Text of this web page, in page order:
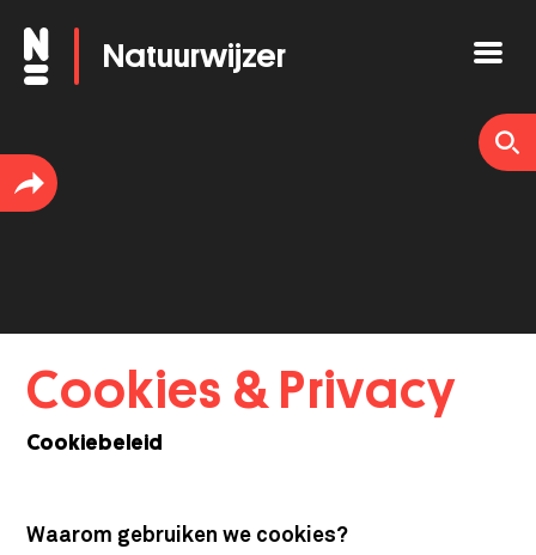
Overslaan
en
inhoud
gaan
Natuurwijzer
Cookies & Privacy
Cookiebeleid
Waarom gebruiken we cookies?